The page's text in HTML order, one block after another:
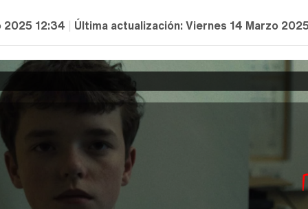
2025 12:34 | Última actualización:Viernes 14 Marzo